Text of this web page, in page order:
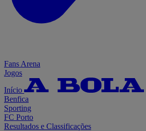
Fans Arena
Jogos
Início
Benfica
Sporting
FC Porto
Resultados e Classificações